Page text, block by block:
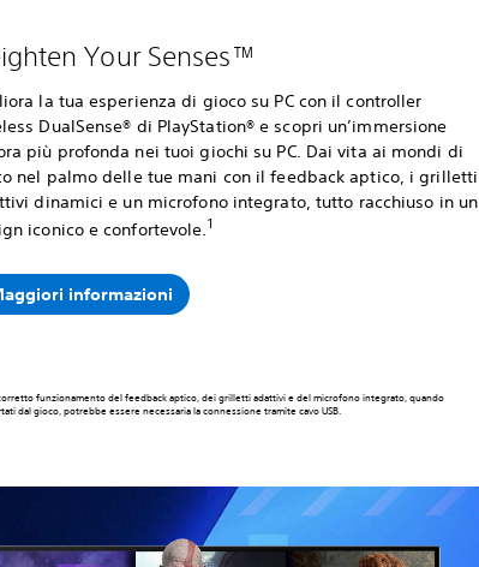
Your Senses™
la tua esperienza di gioco su PC con il controller
DualSense® di PlayStation® e scopri un’immersione
più profonda nei tuoi giochi su PC. Dai vita ai mondi di
nel palmo delle tue mani con il feedback aptico, i grilletti
dinamici e un microfono integrato, tutto racchiuso in un
iconico e confortevole.1
informazioni
funzionamento del feedback aptico, dei grilletti adattivi e del microfono integrato, quando
dal gioco, potrebbe essere necessaria la connessione tramite cavo USB.